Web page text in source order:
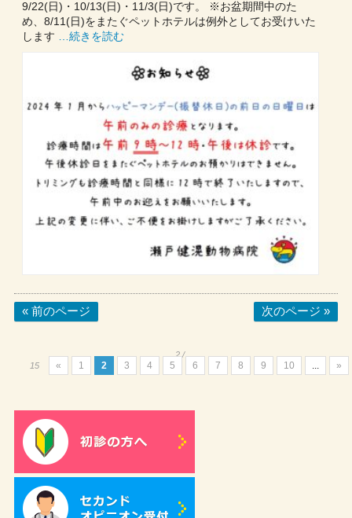
9/22(日)・10/13(日)・11/3(日)です。 ※お盆期間中のた
め、8/11(日)をまたぐペットホテルは例外としてお受けいた
します
…続きを読む
« 前のページ 次のページ »
2 /
15
« 1 2 3 4 5 6 7 8 9 10 ... »